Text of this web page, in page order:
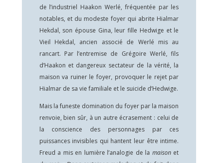
de l’industriel Haakon Werlé, fréquentée par les
notables, et du modeste foyer qui abrite Hialmar
Hekdal, son épouse Gina, leur fille Hedwige et le
Vieil Hekdal, ancien associé de Werlé mis au
rancart. Par l’entremise de Grégoire Werlé, fils
d’Haakon et dangereux sectateur de la vérité, la
maison va ruiner le foyer, provoquer le rejet par
Hialmar de sa vie familiale et le suicide d’Hedwige.
Mais la funeste domination du foyer par la maison
renvoie, bien sûr, à un autre écrasement : celui de
la conscience des personnages par ces
puissances invisibles qui hantent leur être intime.
Freud a mis en lumière l’analogie de la maisonet